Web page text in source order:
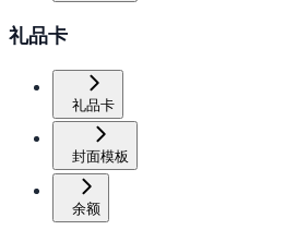
礼品卡
礼品卡
封面模板
余额